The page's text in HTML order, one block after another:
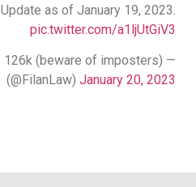
Update as of January 19, 2023.
pic.twitter.com/a1ljUtGiV3
— James K. Filan
126k (beware of imposters)
(@FilanLaw) January 20, 2023